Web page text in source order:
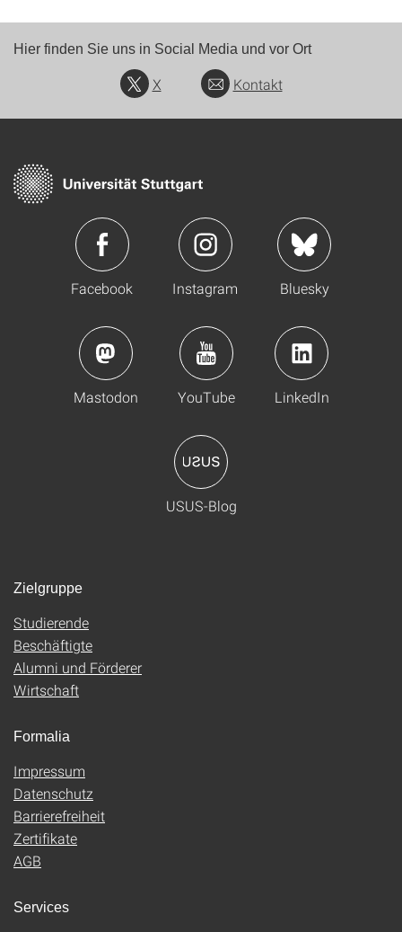
Hier finden Sie uns in Social Media und vor Ort
X Kontakt
Facebook Instagram Bluesky
Mastodon YouTube LinkedIn
USUS-Blog
Zielgruppe
Studierende
Beschäftigte
Alumni und Förderer
Wirtschaft
Formalia
Impressum
Datenschutz
Barrierefreiheit
Zertifikate
AGB
Services